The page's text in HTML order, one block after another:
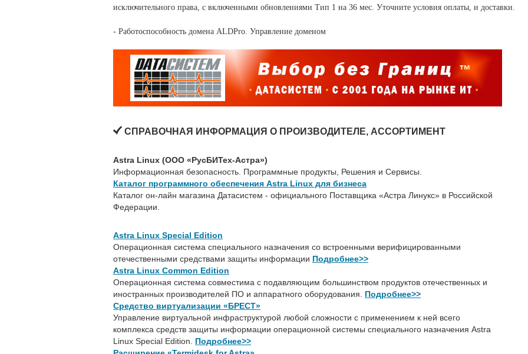
исключительного права, с включенными обновлениями Тип 1 на 36 мес. Уточните условия оплаты, и доставки.
- Работоспособность домена ALDPro. Управление доменом
СПРАВОЧНАЯ ИНФОРМАЦИЯ О ПРОИЗВОДИТЕЛЕ, АССОРТИМЕНТ
Astra Linux (ООО «РусБИТех-Астра»)
Информационная безопасность. Программные продукты, Решения и Сервисы.
Каталог программного обеспечения Astra Linux для бизнеса
Каталог он-лайн магазина Датасиcтем - официального Поставщика «Астра Линукс» в Российской
Федерации.
Astra Linux Special Edition
Операционная система специального назначения со встроенными верифицированными
отечественными средствами защиты информации Подробнее>>
Astra Linux Common Edition
Операционная система совместима с подавляющим большинством продуктов отечественных и
иностранных производителей ПО и аппаратного оборудования. Подробнее>>
Средство виртуализации «БРЕСТ»
Управление виртуальной инфраструктурой любой сложности с применением к ней всего
комплекса средств защиты информации операционной системы специального назначения Astra
Linux Special Edition. Подробнее>>